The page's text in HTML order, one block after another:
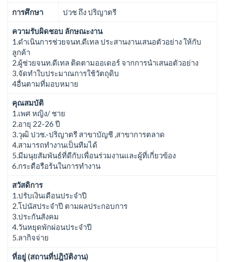
การศึกษา ปวช ถึง ปริญาตรี
ความรับผิดชอบ ลักษณะงาน
1.ดำเนินการช่วยจนท.ดีเทล ประสานงานเสนอตัวอย่าง ให้กับ
ลูกค้า
2.ผู้ช่วยจนท.ดีเทล ติดตามออเดอร์ จากการนำเสนอตัวอย่าง
3.จัดทำใบประมาณการใช้วัตถุดิบ
4อื่นตามที่มอบหมาย
คุณสมบัติ
1.เพศ หญิง/ ชาย
2.อายุ 22-26 ปี
3.วุฒิ ปวช.-ปริญาตรี สาขาบัญชี ,สาขาการตลาด
4.สามารถทำงานเป็นทีมได้
5.มีมนุยสัมพันธ์ที่ดีกับเพื่อนร่วมงานและผู้ที่เกี่ยวข้อง
6.กระตือรือร้นในการทำงาน
สวัสดิการ
1.ปรับเงินเดือนประจำปี
2.โปนัสประจำปี ตามผลประกอบการ
3.ประกันสังคม
4.วันหยุดพักผ่อนประจำปี
5.ลากิจจ่าย
ที่อยู่ (สถานที่ปฎิบัติงาน)